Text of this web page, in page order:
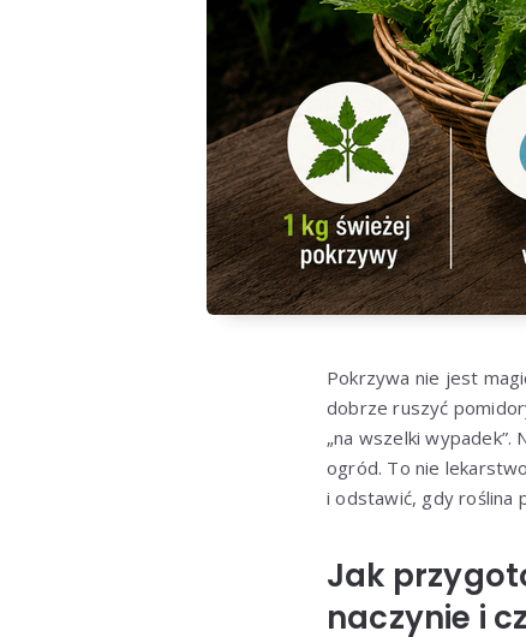
Pokrzywa nie jest
dobrze ruszyć
„na wszelki wypadek”.
ogród. To nie
i odstawić, gdy roślina
Jak
naczynie i